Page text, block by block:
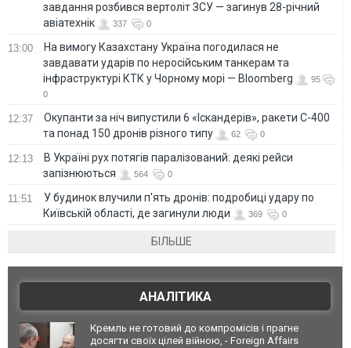
завдання розбився вертоліт ЗСУ — загинув 28-річний
авіатехнік
337 0
13:00
На вимогу Казахстану Україна погодилася не
завдавати ударів по неросійським танкерам та
інфраструктурі КТК у Чорному морі — Bloomberg
95
0
12:37
Окупанти за ніч випустили 6 «Іскандерів», ракети С-400
та понад 150 дронів різного типу
62 0
12:13
В Україні рух потягів паралізований: деякі рейси
запізнюються
564 0
11:51
У будинок влучили п'ять дронів: подробиці удару по
Київській області, де загинули люди
369 0
БІЛЬШЕ
АНАЛІТИКА
Кремль не готовий до компромісів і прагне
досягти своїх цілей війною, - Foreign Affairs